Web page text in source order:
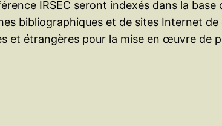
IRSEC seront indexés dans la
bibliographiques et de sites Internet de
et étrangères pour la mise en œuvre de